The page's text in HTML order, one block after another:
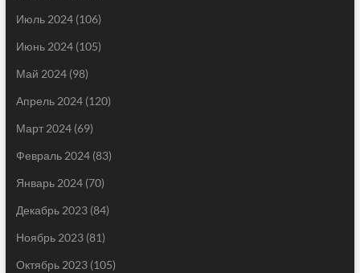
Июль 2024(106)
Июнь 2024(105)
Май 2024(98)
Апрель 2024(120)
Март 2024(69)
Февраль 2024(83)
Январь 2024(70)
Декабрь 2023(84)
Ноябрь 2023(81)
Октябрь 2023(105)